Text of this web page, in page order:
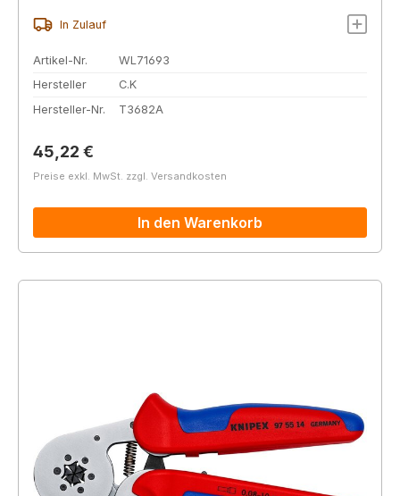
In Zulauf
Artikel-Nr.
WL71693
Hersteller
C.K
Hersteller-Nr.
T3682A
Regulärer Preis:
45,22 €
Preise exkl. MwSt. zzgl. Versandkosten
In den Warenkorb